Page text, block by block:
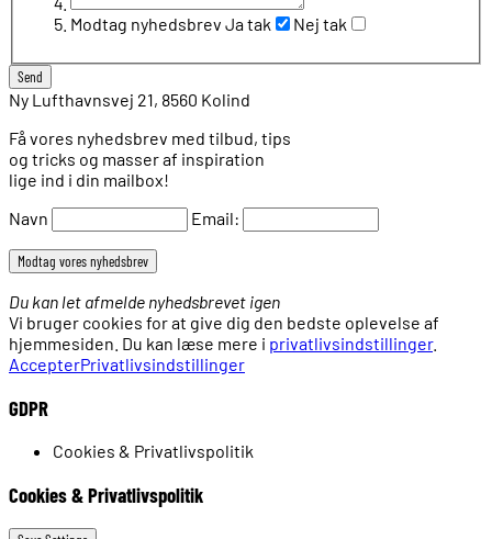
Modtag nyhedsbrev Ja tak Nej tak
Ny Lufthavnsvej 21, 8560 Kolind
Få vores nyhedsbrev med tilbud, tips
og tricks og masser af inspiration
lige ind i din mailbox!
Navn
Email:
Du kan let afmelde nyhedsbrevet igen
Vi bruger cookies for at give dig den bedste oplevelse af
hjemmesiden. Du kan læse mere i privatlivsindstillinger.
AccepterPrivatlivsindstillinger
GDPR
Cookies & Privatlivspolitik
Cookies & Privatlivspolitik